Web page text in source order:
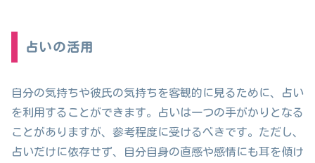
占いの活用
自分の気持ちや彼氏の気持ちを客観的に見るために、占い
を利用することができます。占いは一つの手がかりとなる
ことがありますが、参考程度に受けるべきです。ただし、
占いだけに依存せず、自分自身の直感や感情にも耳を傾け